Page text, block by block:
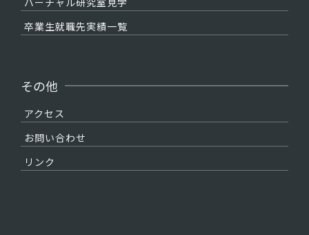
卒業生就職先実績一覧
その他
アクセス
お問い合わせ
リンク